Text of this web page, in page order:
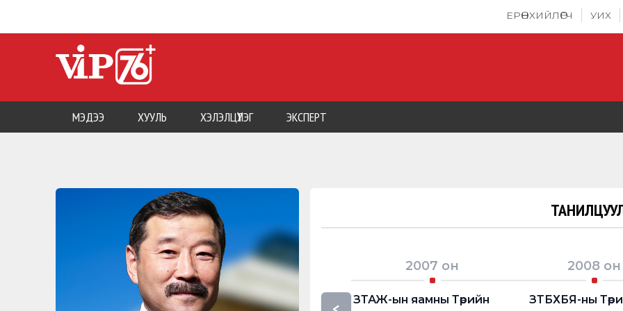
ЕРӨНХИЙЛӨГЧ УИХ
МЭДЭЭ ХУУЛЬ ХЭЛЭЛЦҮҮЛЭГ ЭКСПЕРТ
2007 он
ЗТАЖ-ын яамны Төрийн
2008 он
ЗТБХБЯ-ны